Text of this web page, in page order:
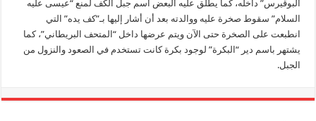
البوقيرس” داخله، كما يطلق عليه البعض اسم جبل الكف لمنع “عيسى عليه
السلام” سقوط صخرة عليه ووالدته بعد أن أشار إليها بـ”كف يده” التي
انطبعت على الصخرة حتى الآن ويتم عرضها داخل “المتحف البريطاني”، كما
يشتهر باسم دير “البكرة” لوجود بكرة كانت تستخدم في الصعود والنزول من
الجبل.